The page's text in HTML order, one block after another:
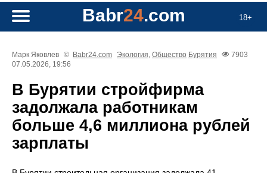
18+
Babr24.com
Марк Яковлев © Babr24.com Экология, Общество Бурятия
7903
07.05.2026, 19:56
В Бурятии стройфирма
задолжала работникам
больше 4,6 миллиона рублей
зарплаты